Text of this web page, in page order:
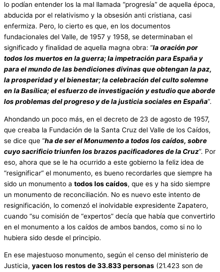
lo podían entender los la mal llamada “progresía” de aquella época,
abducida por el relativismo y la obsesión anti cristiana, casi
enfermiza. Pero, lo cierto es que, en los documentos
fundacionales del Valle, de 1957 y 1958, se determinaban el
significado y finalidad de aquella magna obra: “la oración por
todoslos muertos en la guerra; la impetración para España y
para el mundo de las bendiciones divinas que obtengan la paz,
la prosperidad y el bienestar; la celebración del culto solemne
en la Basílica; el esfuerzo de investigación y estudio que aborde
los problemas del progreso y de la justicia sociales en España”.
Ahondando un poco más, en el decreto de 23 de agosto de 1957,
que creaba la Fundación de la Santa Cruz del Valle de los Caídos,
se dice que “ha de ser el Monumento atodoslos caídos, sobre
cuyo sacrificio triunfen los brazos pacificadores de la Cruz”. Por
eso, ahora que se le ha ocurrido a este gobierno la feliz idea de
“resignificar” el monumento, es bueno recordarles que siempre ha
sido un monumento a todos los caídos, que es y ha sido siempre
un monumento de reconciliación. No es nuevo este intento de
resignificación, lo comenzó el inolvidable expresidente Zapatero,
cuando “su comisión de “expertos” decía que había que convertirlo
en el monumento a los caídos de ambos bandos, como si no lo
hubiera sido desde el principio.
En ese majestuoso monumento, según el censo del ministerio de
Justicia, yacen los restos de 33.833 personas (21.423 son de